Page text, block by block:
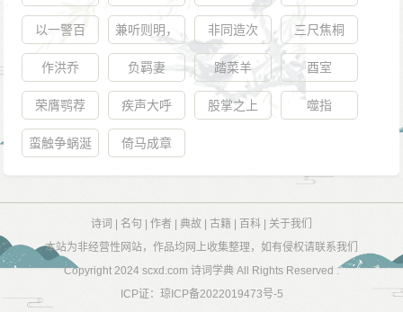
以一警百
兼听则明，
偏听则暗
非同造次 三尺焦桐
作洪乔 负羁妻 踏菜羊 酉室
荣膺鹗荐 疾声大呼 股掌之上 噬指
蛮触争蜗涎 倚马成章
诗词 名句 作者 典故 古籍 百科
关于我们
本站为非经营性网站，作品均网上收集整理，如有侵权请联系我们
Copyright 2024 scxd.com 诗词学典 All Rights Reserved .
ICP证： 琼ICP备2022019473号-5